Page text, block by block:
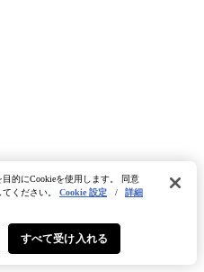
的にCookieを使用します。 同意
ください。 Cookie 設定 /
詳細
すべて受け入れる